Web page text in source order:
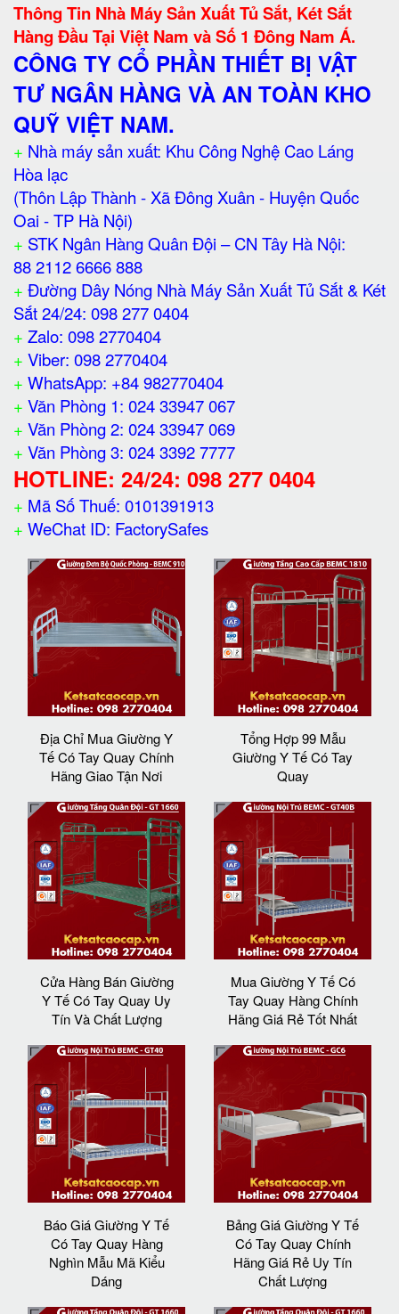
Thông Tin Nhà Máy Sản Xuất Tủ Sắt, Két Sắt
Hàng Đầu Tại Việt Nam và Số 1 Đông Nam Á.
CÔNG TY CỔ PHẦN THIẾT BỊ VẬT
TƯ NGÂN HÀNG VÀ AN TOÀN KHO
QUỸ VIỆT NAM.
+ Nhà máy sản xuất: Khu Công Nghệ Cao Láng
Hòa lạc
(Thôn Lập Thành - Xã Đông Xuân - Huyện Quốc
Oai - TP Hà Nội)
+ STK Ngân Hàng Quân Đội – CN Tây Hà Nội:
88 2112 6666 888
+ Đường Dây Nóng Nhà Máy Sản Xuất Tủ Sắt & Két
Sắt 24/24: 098 277 0404
+ Zalo: 098 2770404
+ Viber: 098 2770404
+ WhatsApp: +84 982770404
+ Văn Phòng 1: 024 33947 067
+ Văn Phòng 2: 024 33947 069
+ Văn Phòng 3: 024 3392 7777
HOTLINE: 24/24: 098 277 0404
+ Mã Số Thuế: 0101391913
+ WeChat ID: FactorySafes
Địa Chỉ Mua Giường Y
Tế Có Tay Quay Chính
Hãng Giao Tận Nơi
Tổng Hợp 99 Mẫu
Giường Y Tế Có Tay
Quay
Cửa Hàng Bán Giường
Y Tế Có Tay Quay Uy
Tín Và Chất Lượng
Mua Giường Y Tế Có
Tay Quay Hàng Chính
Hãng Giá Rẻ Tốt Nhất
Báo Giá Giường Y Tế
Có Tay Quay Hàng
Nghìn Mẫu Mã Kiểu
Dáng
Bảng Giá Giường Y Tế
Có Tay Quay Chính
Hãng Giá Rẻ Uy Tín
Chất Lượng